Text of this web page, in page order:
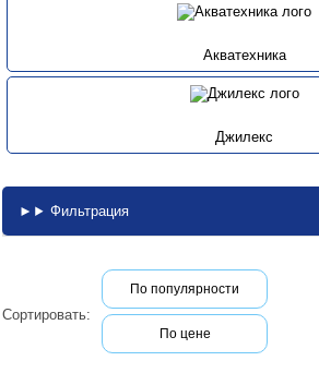
Акватехника
Джилекс
Фильтрация
Сортировать:
По популярности
По цене